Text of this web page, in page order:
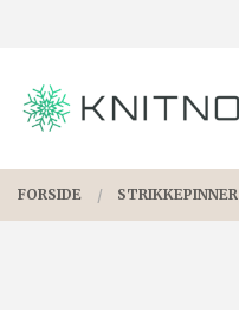
PRODUKTER
FORSIDE STRIKKEPINNER